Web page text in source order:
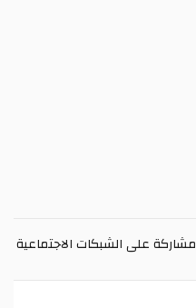
مشاركة على الشبكات الاجتماعية